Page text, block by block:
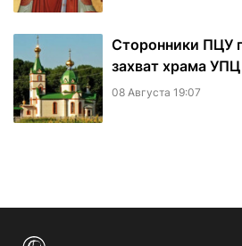
Сторонники ПЦУ
захват храма
08 Августа 19:07